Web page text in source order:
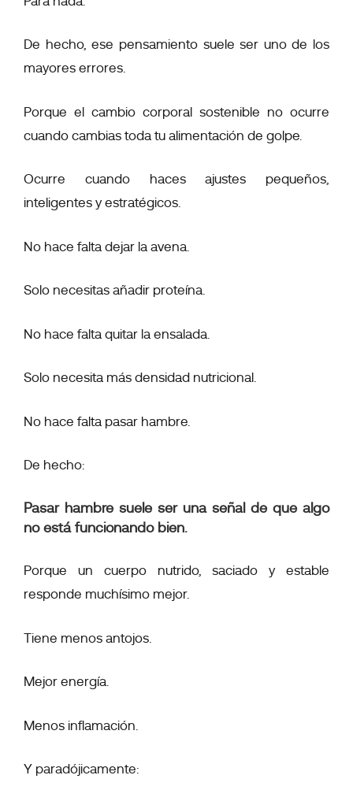
De hecho, ese pensamiento suele ser uno de los
mayores errores.
Porque el cambio corporal sostenible no ocurre
cuando cambias toda tu alimentación de golpe.
Ocurre cuando haces ajustes pequeños,
inteligentes y estratégicos.
No hace falta dejar la avena.
Solo necesitas añadir proteína.
No hace falta quitar la ensalada.
Solo necesita más densidad nutricional.
No hace falta pasar hambre.
De hecho:
Pasar hambre suele ser una señal de que algo
no está funcionando bien.
Porque un cuerpo nutrido, saciado y estable
responde muchísimo mejor.
Tiene menos antojos.
Mejor energía.
Menos inflamación.
Y paradójicamente: